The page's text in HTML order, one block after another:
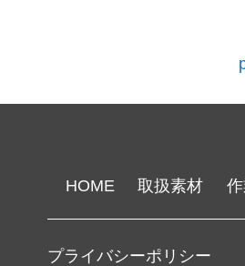
HOME 取扱素材
プライバシーポリシー